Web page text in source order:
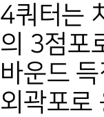
4쿼터는
의 3점포
바운드
외곽포로